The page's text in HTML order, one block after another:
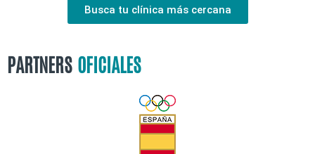
Busca tu clínica más cercana
PARTNERS OFICIALES